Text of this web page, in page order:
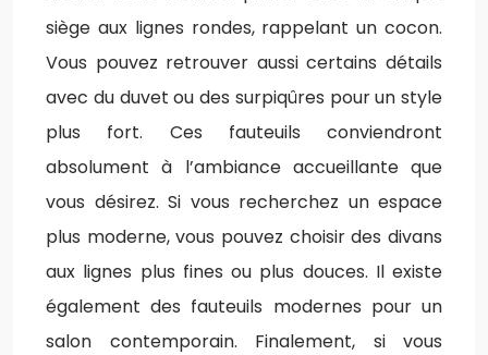
siège aux lignes rondes, rappelant un cocon.
Vous pouvez retrouver aussi certains détails
avec du duvet ou des surpiqûres pour un style
plus fort. Ces fauteuils conviendront
absolument à l’ambiance accueillante que
vous désirez. Si vous recherchez un espace
plus moderne, vous pouvez choisir des divans
aux lignes plus fines ou plus douces. Il existe
également des fauteuils modernes pour un
salon contemporain. Finalement, si vous